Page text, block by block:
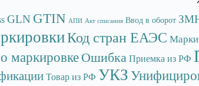
GLN GTIN АПИ Акт списания Ввод в оборот
Код стран ЕАЭС
маркировке Ошибка Приемка из РФ
Товар из РФ УКЗ